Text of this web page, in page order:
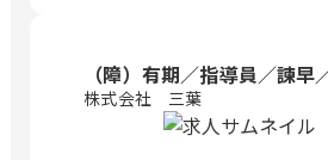
（障）有期／指導員／諫
株式会社 三葉